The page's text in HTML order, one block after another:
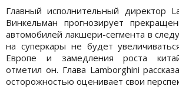
Главный исполнительный директор
Винкельман прогнозирует
автомобилей лакшери-сегмента в
на суперкары не будет
Европе и замедления роста
отметил он. Глава Lamborghini
осторожностью оценивает свои